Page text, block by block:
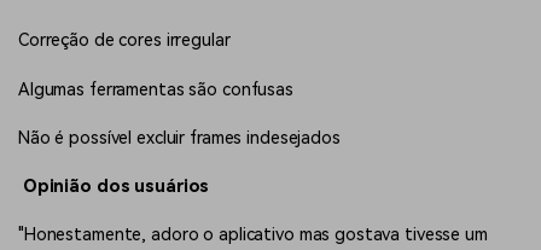
Correção de cores irregular
Algumas ferramentas são confusas
Não é possível excluir frames indesejados
Opinião dos usuários
"Honestamente, adoro o aplicativo mas gostava tivesse um